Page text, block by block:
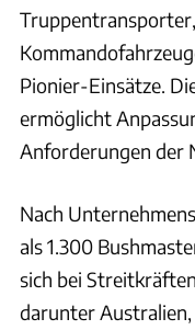
Pionier-Einsätze.
ermöglicht
Anforderungen der
Nach
als 1.300
sich bei
darunter